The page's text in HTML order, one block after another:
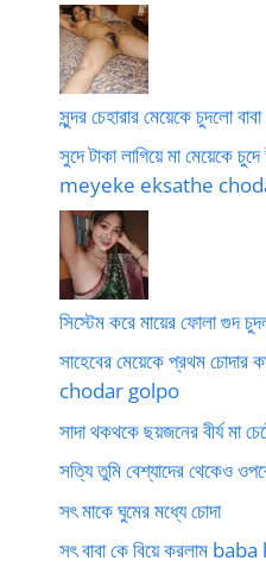
সুন্দর চেহারার মেয়েকে চুদলো বাবা
সুদে টাকা লাগিয়ে মা মেয়েকে
meyeke eksathe
সিস্টেম করে মায়ের ফোলা গুদ
সাহেবের মেয়েকে প্রথম
chodar golpo
সাদা থকথকে ছয়জনের বীর্য মা
সত্যি তুমি বেশ্যাদের থেকেও
সৎ মাকে ঘুমের মধ্যে চোদা
সৎ বাবা কে বিয়ে করলাম